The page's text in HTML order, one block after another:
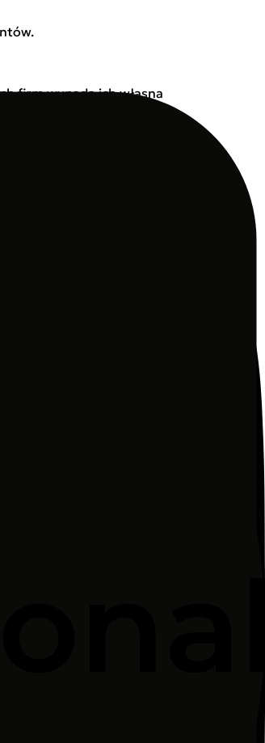
firm wypada ich własna
regulacyjnym.
kolejna fala zmian znów
decyzji i głębszego